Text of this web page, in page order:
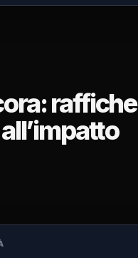
raffiche